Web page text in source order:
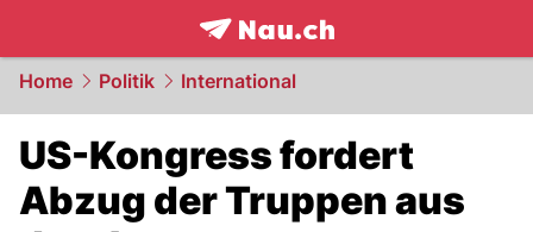
frontpage.NAU.ch
Home Politik International
US-Kongress fordert
Abzug der Truppen aus